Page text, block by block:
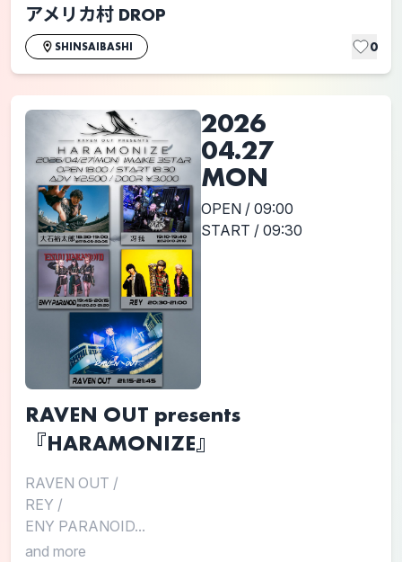
アメリカ村 DROP
SHINSAIBASHI 0
2026
04.27
MON
OPEN / 09:00
START / 09:30
RAVEN OUT presents
『HARAMONIZE』
RAVEN OUT /
REY /
ENY PARANOID...
and more